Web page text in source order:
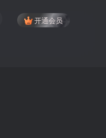
开通会员